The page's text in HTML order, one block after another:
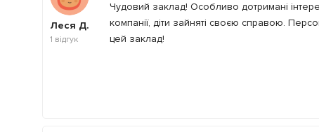
Леся Д.
1 відгук
Чудовий заклад! Особливо дотримані
компанії, діти зайняті своєю справою.
цей заклад!